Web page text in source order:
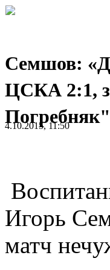
Семшов:
ЦСКА 2:1,
Погребняк"
4.10.2015, 11:50
Игорь
матч